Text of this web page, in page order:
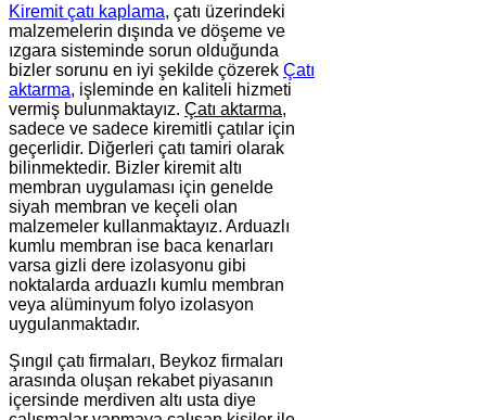
Kiremit çatı kaplama, çatı üzerindeki
malzemelerin dışında ve döşeme ve
ızgara sisteminde sorun olduğunda
bizler sorunu en iyi şekilde çözerek Çatı
aktarma, işleminde en kaliteli hizmeti
vermiş bulunmaktayız. Çatı aktarma,
sadece ve sadece kiremitli çatılar için
geçerlidir. Diğerleri çatı tamiri olarak
bilinmektedir. Bizler kiremit altı
membran uygulaması için genelde
siyah membran ve keçeli olan
malzemeler kullanmaktayız. Arduazlı
kumlu membran ise baca kenarları
varsa gizli dere izolasyonu gibi
noktalarda arduazlı kumlu membran
veya alüminyum folyo izolasyon
uygulanmaktadır.
Şıngıl çatı firmaları, Beykoz firmaları
arasında oluşan rekabet piyasanın
içersinde merdiven altı usta diye